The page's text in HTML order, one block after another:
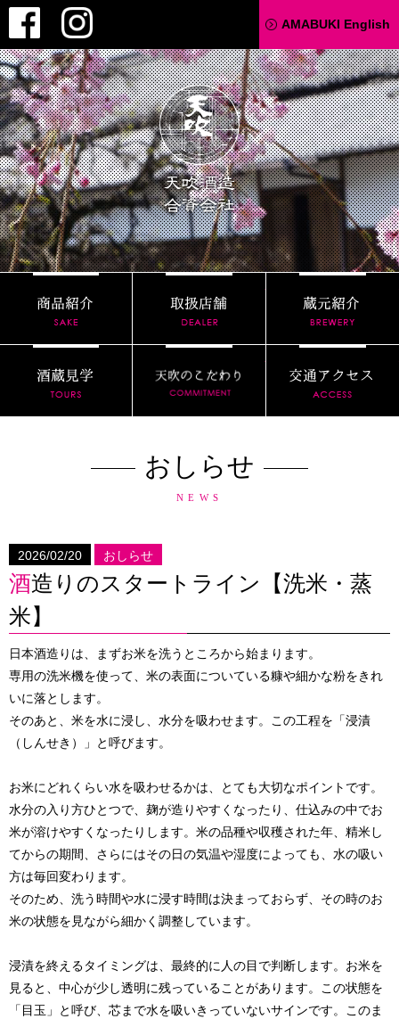
Facebook AMABUKI English
天吹酒造
おしらせ
NEWS
2026/02/20 おしらせ
酒造りのスタートライン【洗米・蒸
米】
日本酒造りは、まずお米を洗うところから始まります。
専用の洗米機を使って、米の表面についている糠や細かな粉をきれ
いに落とします。
そのあと、米を水に浸し、水分を吸わせます。この工程を「浸漬
（しんせき）」と呼びます。
お米にどれくらい水を吸わせるかは、とても大切なポイントです。
水分の入り方ひとつで、麹が造りやすくなったり、仕込みの中でお
米が溶けやすくなったりします。米の品種や収穫された年、精米し
てからの期間、さらにはその日の気温や湿度によっても、水の吸い
方は毎回変わります。
そのため、洗う時間や水に浸す時間は決まっておらず、その時のお
米の状態を見ながら細かく調整しています。
浸漬を終えるタイミングは、最終的に人の目で判断します。お米を
見ると、中心が少し透明に残っていることがあります。この状態を
「目玉」と呼び、芯まで水を吸いきっていないサインです。このま